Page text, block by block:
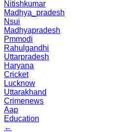
Nitishkumar
Madhya_pradesh
Nsui
Madhyapradesh
Pmmodi
Rahulgandhi
Uttarpradesh
Haryana
Cricket
Lucknow
Uttarakhand
Crimenews
Aap
Education
←